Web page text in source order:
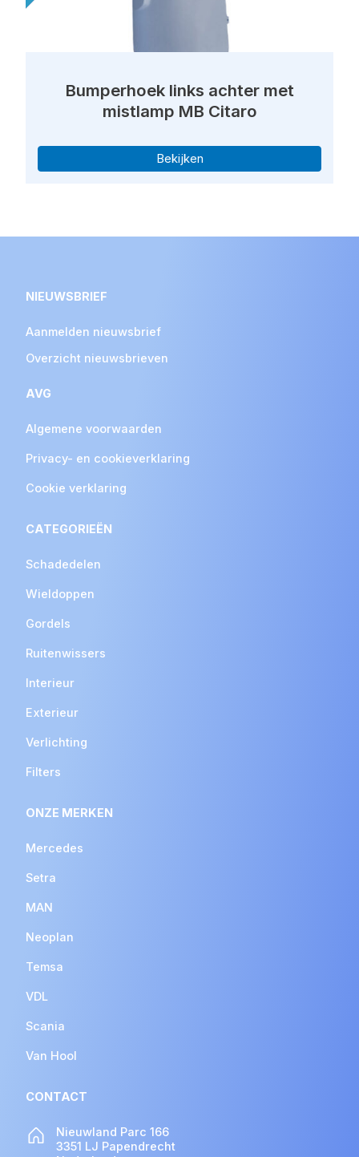
Bumperhoek links achter met
mistlamp MB Citaro
Bekijken
NIEUWSBRIEF
Aanmelden nieuwsbrief
Overzicht nieuwsbrieven
AVG
Algemene voorwaarden
Privacy- en cookieverklaring
Cookie verklaring
CATEGORIEËN
Schadedelen
Wieldoppen
Gordels
Ruitenwissers
Interieur
Exterieur
Verlichting
Filters
ONZE MERKEN
Mercedes
Setra
MAN
Neoplan
Temsa
VDL
Scania
Van Hool
CONTACT
Nieuwland Parc 166
3351 LJ Papendrecht